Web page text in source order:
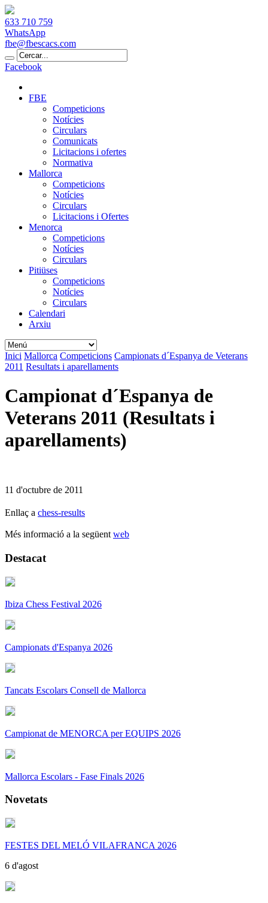
633 710 759
WhatsApp
fbe@fbescacs.com
Facebook
FBE
Competicions
Notícies
Circulars
Comunicats
Licitacions i ofertes
Normativa
Mallorca
Competicions
Notícies
Circulars
Licitacions i Ofertes
Menorca
Competicions
Notícies
Circulars
Pitiüses
Competicions
Notícies
Circulars
Calendari
Arxiu
Inici Mallorca Competicions Campionats d´Espanya de Veterans
2011 Resultats i aparellaments
Campionat d´Espanya de
Veterans 2011 (Resultats i
aparellaments)
11 d'octubre de 2011
Enllaç a chess-results
Més informació a la següent web
Destacat
Ibiza Chess Festival 2026
Campionats d'Espanya 2026
Tancats Escolars Consell de Mallorca
Campionat de MENORCA per EQUIPS 2026
Mallorca Escolars - Fase Finals 2026
Novetats
FESTES DEL MELÓ VILAFRANCA 2026
6 d'agost